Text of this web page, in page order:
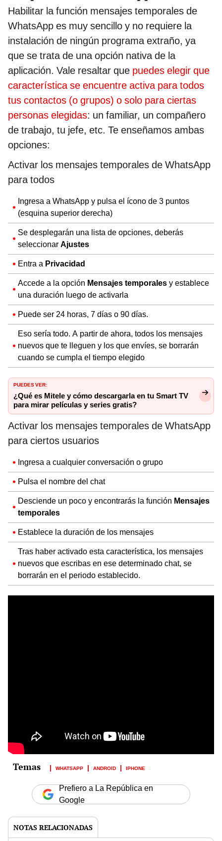
Habilitar la función mensajes temporales de
WhatsApp es muy sencillo y no requiere la
instalación de ningún programa extraño, ya
que se trata de una opción nativa de la
aplicación. Vale resaltar que puedes elegir que
característica se encuentre activa para todos
tus contactos (o grupos) o solo para ciertas
personas elegidas: un familiar, un compañero
de trabajo, tu jefe, etc. Te enseñamos ambas
opciones:
Activar los mensajes temporales de WhatsApp
para todos
Ingresa a WhatsApp y pulsa el ícono de 3 puntos
(esquina superior derecha)
Se desplegarán una lista de opciones, deberás
seleccionar Ajustes
Entra a Privacidad
Accede a la opción Mensajes temporales y establece
una duración luego de activarla
Puede ser 24 horas, 7 días o 90 días.
Eso sería todo. A partir de ahora, todos los mensajes
nuevos que te lleguen y los que envíes, se borrarán
cuando se cumpla el tiempo elegido
PUEDES VER:
¿Qué es Mitele y cómo descargarla en tu Smart TV
para mirar películas y series gratis?
Activar los mensajes temporales de WhatsApp
para ciertos usuarios
Ingresa a cualquier conversación o grupo
Pulsa el nombre del chat
Desciende un poco y encontrarás la función Mensajes
temporales
Establece la duración de los mensajes
Tras haber activado esta característica, los mensajes
nuevos que escribas en ese determinado chat, se
borrarán en el periodo establecido.
WHATSAPP ANDROID IPHONE
Prefiero a La República en
Google
NOTAS RELACIONADAS